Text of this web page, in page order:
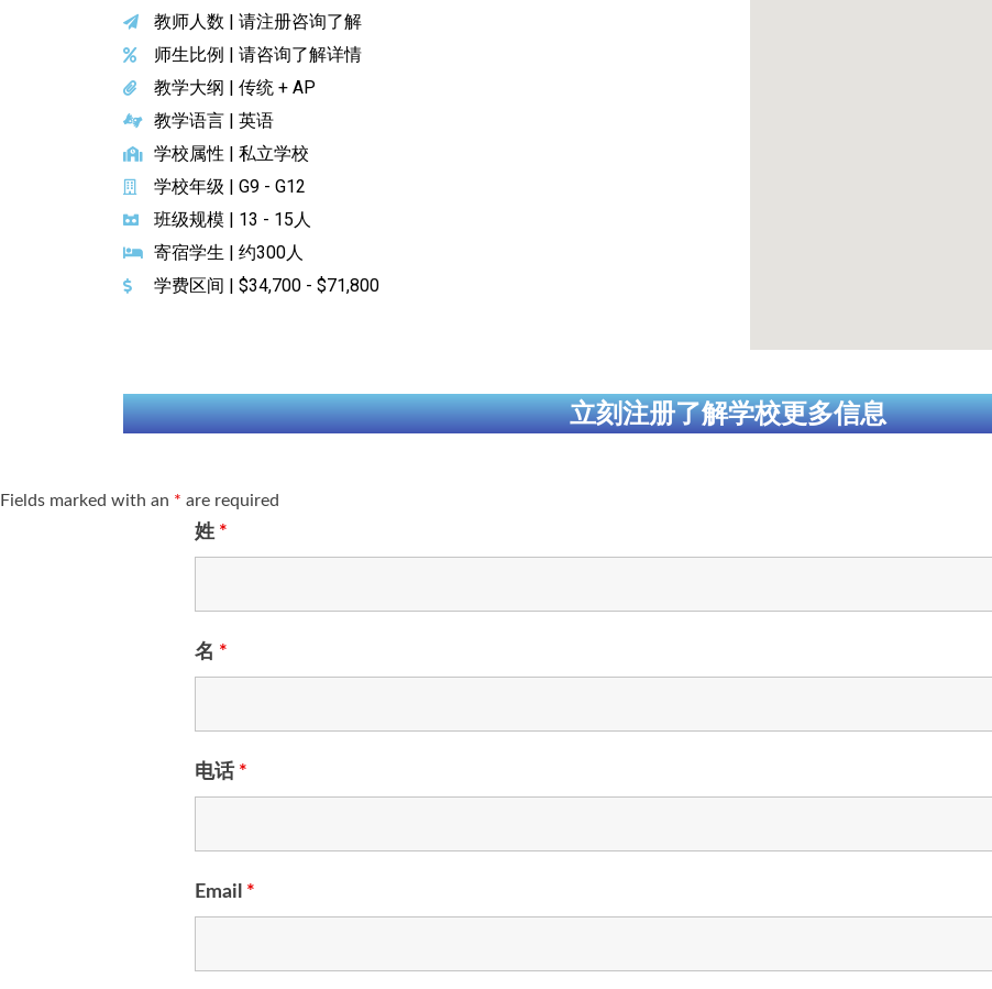
教师人数 | 请注册咨询了解
师生比例 | 请咨询了解详情
教学大纲 | 传统 + AP
教学语言 | 英语
学校属性 | 私立学校
学校年级 | G9 - G12
班级规模 | 13 - 15人
寄宿学生 | 约300人
学费区间 | $34,700 - $71,800
立刻注册了解学校更多信息
Fields marked with an * are required
姓 *
名 *
电话 *
Email *